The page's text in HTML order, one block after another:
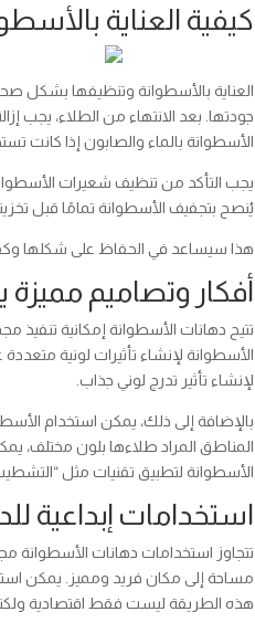
كيفية العناية
العناية بالأسطوانة وتنظيفها بشكل
جودتها. بعد الانتهاء من الطلاء،
الأسطوانة بالماء والصابون إذا كانت
يجب التأكد من تنظيف شعيرات
يُنصح بتجفيف الأسطوانة تمامًا قبل
هذا سيساعد في الحفاظ على شكلها
أفكار وتصاميم
تتيح دهانات الأسطوانة إمكانية
الأسطوانة لإنشاء تأثيرات لونية
لإنشاء تأثير تدرج لوني جذاب.
بالإضافة إلى ذلك، يمكن استخدام
المناطق المراد طلاءها بلون مختلف،
الأسطوانة لتطبيق تقنيات مثل
استخدامات إبداعية
تتجاوز استخدامات دهانات الأسطوانة
مساحة إلى مكان فريد ومميز. يمكن
هذه الطريقة ليست فقط اقتصادية